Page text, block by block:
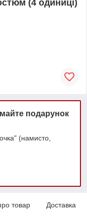
(4 одиниці)
подарунок
(намисто,
товар Доставка